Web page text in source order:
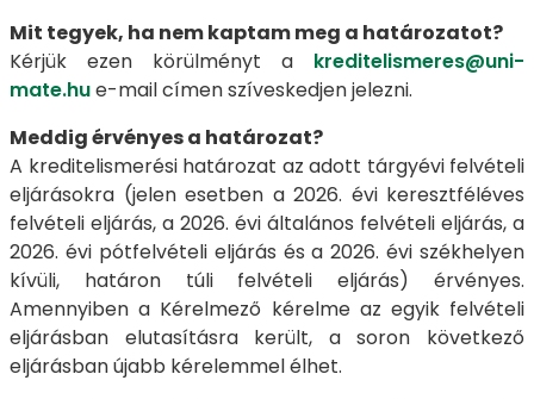
Mit tegyek, ha nem kaptam meg a határozatot?
Kérjük ezen körülményt a kreditelismeres@uni-
mate.hue-mail címen szíveskedjen jelezni.
Meddig érvényes a határozat?
A kreditelismerési határozat az adott tárgyévi felvételi
eljárásokra (jelen esetben a 2026. évi keresztféléves
felvételi eljárás, a 2026. évi általános felvételi eljárás, a
2026. évi pótfelvételi eljárás és a 2026. évi székhelyen
kívüli, határon túli felvételi eljárás) érvényes.
Amennyiben a Kérelmező kérelme az egyik felvételi
eljárásban elutasításra került, a soron következő
eljárásban újabb kérelemmel élhet.